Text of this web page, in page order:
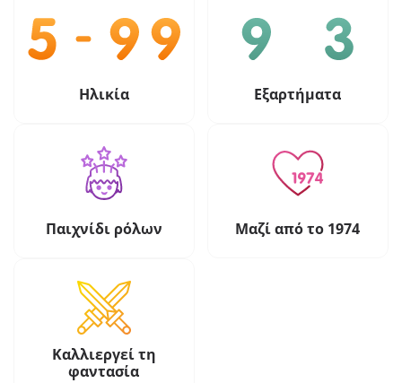
Ηλικία Εξαρτήματα
Παιχνίδι ρόλων Μαζί από το 1974
Καλλιεργεί τη
φαντασία